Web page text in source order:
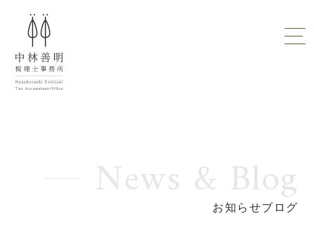
News & Blog
お知らせブログ